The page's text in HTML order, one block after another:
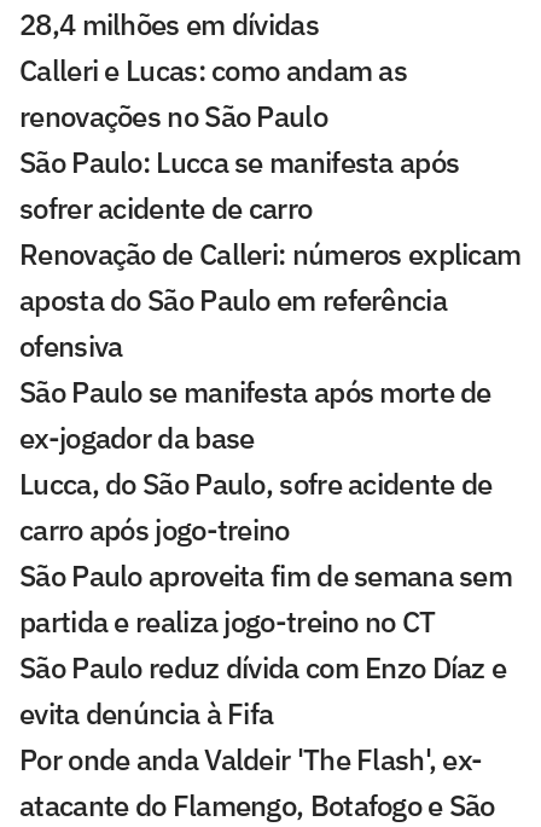
28,4 milhões em dívidas
Calleri e Lucas: como andam as
renovações no São Paulo
São Paulo: Lucca se manifesta após
sofrer acidente de carro
Renovação de Calleri: números explicam
aposta do São Paulo em referência
ofensiva
São Paulo se manifesta após morte de
ex-jogador da base
Lucca, do São Paulo, sofre acidente de
carro após jogo-treino
São Paulo aproveita fim de semana sem
partida e realiza jogo-treino no CT
São Paulo reduz dívida com Enzo Díaz e
evita denúncia à Fifa
Por onde anda Valdeir 'The Flash', ex-
atacante do Flamengo, Botafogo e São